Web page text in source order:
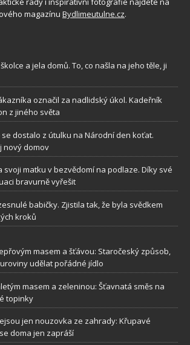
magazínu Bydlimeutulne.cz.
a jela domů. To, co našla na jeho těle, ji
označil za nadlidský úkol. Kadeřník
z jiného světa
dostalo z útulku na Národní den koťat.
nový domov
svoji matku v bezvědomí na podlaze. Díky své
bravurně vyřešit
babičky. Zjistila tak, že byla svědkem
kroků
masem a šťávou: Staročeský způsob,
udělat pořádné jídlo
masem a zeleninou: Šťavnatá směs na
topinky
jen nouzovka ze zahrady: Křupavé
doma jen zapráší